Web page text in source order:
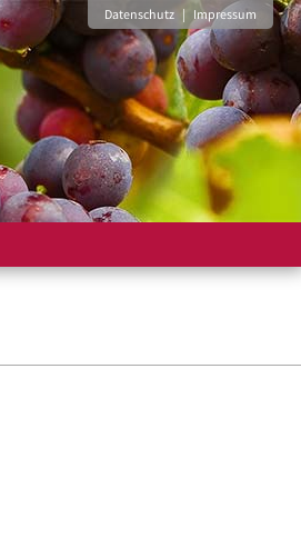
Datenschutz | Impressum